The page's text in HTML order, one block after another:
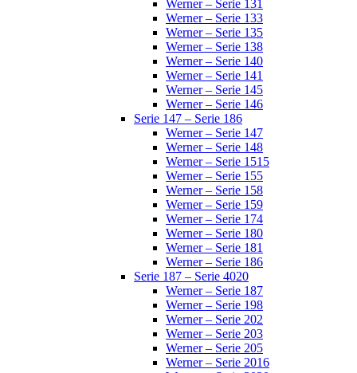
Werner – Serie 131
Werner – Serie 133
Werner – Serie 135
Werner – Serie 138
Werner – Serie 140
Werner – Serie 141
Werner – Serie 145
Werner – Serie 146
Serie 147 – Serie 186
Werner – Serie 147
Werner – Serie 148
Werner – Serie 1515
Werner – Serie 155
Werner – Serie 158
Werner – Serie 159
Werner – Serie 174
Werner – Serie 180
Werner – Serie 181
Werner – Serie 186
Serie 187 – Serie 4020
Werner – Serie 187
Werner – Serie 198
Werner – Serie 202
Werner – Serie 203
Werner – Serie 205
Werner – Serie 2016